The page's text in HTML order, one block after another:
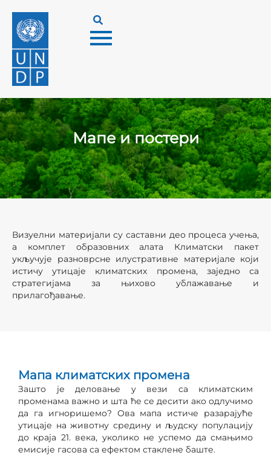
Мапе и постери
Визуелни материјали су саставни део процеса учења,
а комплет образовних алата Климатски пакет
укључује разноврсне илустративне материјале који
истичу утицаје климатских промена, заједно са
стратегијама за њихово ублажавање и
прилагођавање.
Мапа климатских промена
Зашто је деловање у вези са климатским
променама важно и шта ће се десити ако одлучимо
да га игноришемо? Ова мапа истиче разарајуће
утицаје на животну средину и људску популацију
до краја 21. века, уколико не успемо да смањимо
емисије гасова са ефектом стаклене баште.